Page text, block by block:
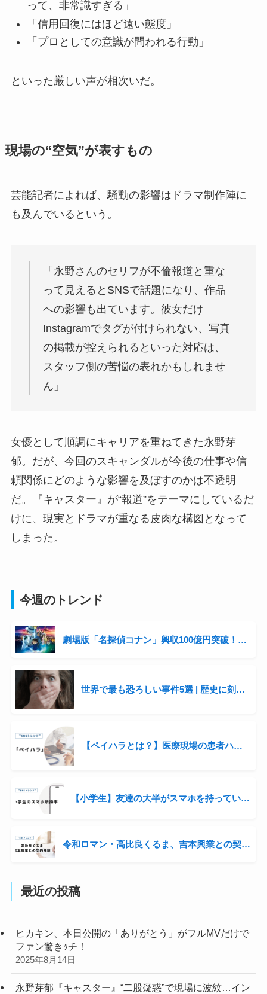
って、非常識すぎる」
「信用回復にはほど遠い態度」
「プロとしての意識が問われる行動」
といった厳しい声が相次いだ。
現場の“空気”が表すもの
芸能記者によれば、騒動の影響はドラマ制作陣に
も及んでいるという。
「永野さんのセリフが不倫報道と重な
って見えるとSNSで話題になり、作品
への影響も出ています。彼女だけ
Instagramでタグが付けられない、写真
の掲載が控えられるといった対応は、
スタッフ側の苦悩の表れかもしれませ
ん」
女優として順調にキャリアを重ねてきた永野芽
郁。だが、今回のスキャンダルが今後の仕事や信
頼関係にどのような影響を及ぼすのかは不透明
だ。『キャスター』が“報道”をテーマにしているだ
けに、現実とドラマが重なる皮肉な構図となって
しまった。
今週のトレンド
劇場版「名探偵コナン」興収100億円突破！シリーズ3年連続の快挙と青山剛昌の収入事情に迫る
世界で最も恐ろしい事件5選 | 歴史に刻まれた衝撃の出来事
【ペイハラとは？】医療現場の患者ハラスメントが話題に
【小学生】友達の大半がスマホを持っている。自分の子にも持たせるべき？
令和ロマン・高比良くるま、吉本興業との契約解除 信頼関係破綻で提案されるもコンビ継続へ
最近の投稿
ヒカキン、本日公開の「ありがとう」がフルMVだけで
ファン驚きｯチ！
2025年8月14日
永野芽郁『キャスター』“二股疑惑”で現場に波紋…イン